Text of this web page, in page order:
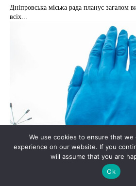
Дніпровська міська рада планує загалом
всіх...
We use cookies to ensure that
experience on our website. If you
will assume that you are
Ok